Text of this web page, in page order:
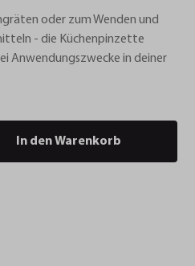
oder zum Wenden und
- die Küchenpinzette
Anwendungszwecke in deiner
In den Warenkorb